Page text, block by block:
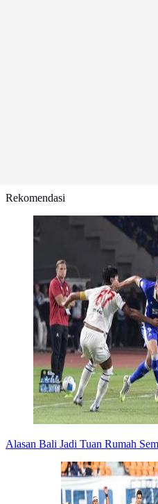
Rekomendasi
Alasan Bali Jadi Tuan Rumah